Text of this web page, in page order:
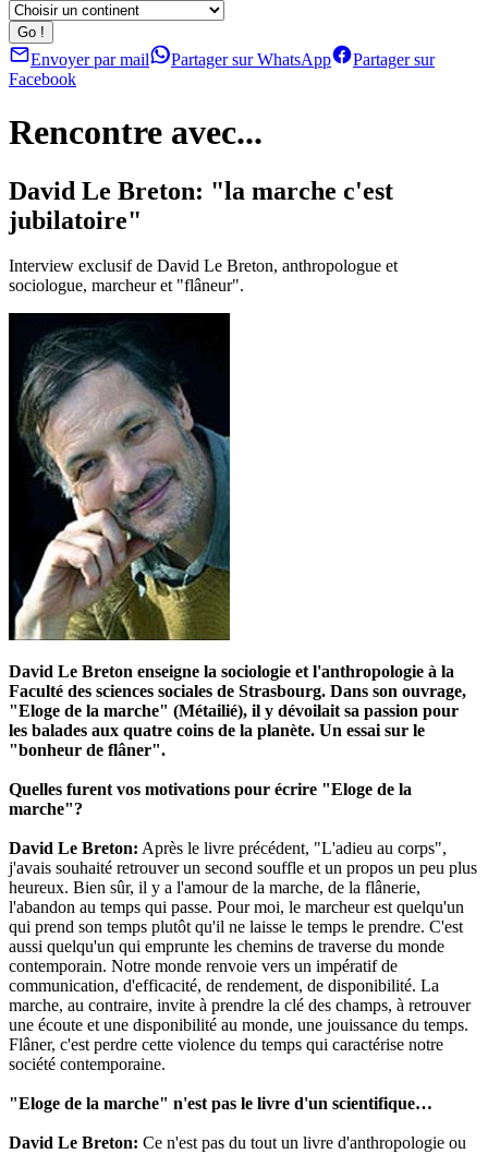
Envoyer par mail Partager sur WhatsApp
Partager sur
Facebook
Rencontre avec...
David Le Breton: "la marche c'est
jubilatoire"
Interview exclusif de David Le Breton, anthropologue et
sociologue, marcheur et "flâneur".
David Le Breton enseigne la sociologie et l'anthropologie à la
Faculté des sciences sociales de Strasbourg. Dans son ouvrage,
"Eloge de la marche" (Métailié), il y dévoilait sa passion pour
les balades aux quatre coins de la planète. Un essai sur le
"bonheur de flâner".
Quelles furent vos motivations pour écrire "Eloge de la
marche"?
David Le Breton: Après le livre précédent, "L'adieu au corps",
j'avais souhaité retrouver un second souffle et un propos un peu plus
heureux. Bien sûr, il y a l'amour de la marche, de la flânerie,
l'abandon au temps qui passe. Pour moi, le marcheur est quelqu'un
qui prend son temps plutôt qu'il ne laisse le temps le prendre. C'est
aussi quelqu'un qui emprunte les chemins de traverse du monde
contemporain. Notre monde renvoie vers un impératif de
communication, d'efficacité, de rendement, de disponibilité. La
marche, au contraire, invite à prendre la clé des champs, à retrouver
une écoute et une disponibilité au monde, une jouissance du temps.
Flâner, c'est perdre cette violence du temps qui caractérise notre
société contemporaine.
"Eloge de la marche" n'est pas le livre d'un scientifique…
David Le Breton: Ce n'est pas du tout un livre d'anthropologie ou